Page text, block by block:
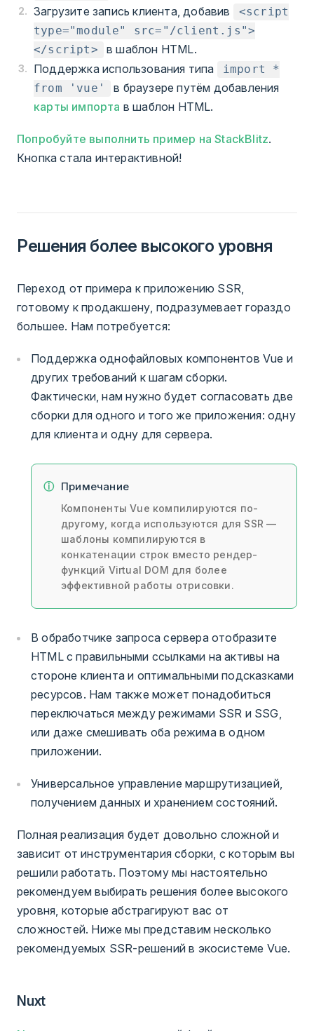
Загрузите запись клиента, добавив
<script
type="module" src="/client.js">
</script>
в шаблон HTML.
Поддержка использования типа
import *
from 'vue'
в браузере путём добавления
карты импорта в шаблон HTML.
Попробуйте выполнить пример на StackBlitz.
Кнопка стала интерактивной!
Решения более высокого уровня
Переход от примера к приложению SSR,
готовому к продакшену, подразумевает гораздо
большее. Нам потребуется:
Поддержка однофайловых компонентов Vue и
других требований к шагам сборки.
Фактически, нам нужно будет согласовать две
сборки для одного и того же приложения: одну
для клиента и одну для сервера.
Примечание
Компоненты Vue компилируются по-
другому, когда используются для SSR —
шаблоны компилируются в
конкатенации строк вместо рендер-
функций Virtual DOM для более
эффективной работы отрисовки.
В обработчике запроса сервера отобразите
HTML с правильными ссылками на активы на
стороне клиента и оптимальными подсказками
ресурсов. Нам также может понадобиться
переключаться между режимами SSR и SSG,
или даже смешивать оба режима в одном
приложении.
Универсальное управление маршрутизацией,
получением данных и хранением состояний.
Полная реализация будет довольно сложной и
зависит от инструментария сборки, с которым вы
решили работать. Поэтому мы настоятельно
рекомендуем выбирать решения более высокого
уровня, которые абстрагируют вас от
сложностей. Ниже мы представим несколько
рекомендуемых SSR-решений в экосистеме Vue.
Nuxt